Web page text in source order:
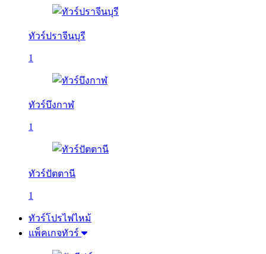
ทัวร์ปราจีนบุรี
1
ทัวร์บึงกาฬ
1
ทัวร์ปัตตานี
1
ทัวร์โปรไฟไหม้
แพ็คเกจทัวร์